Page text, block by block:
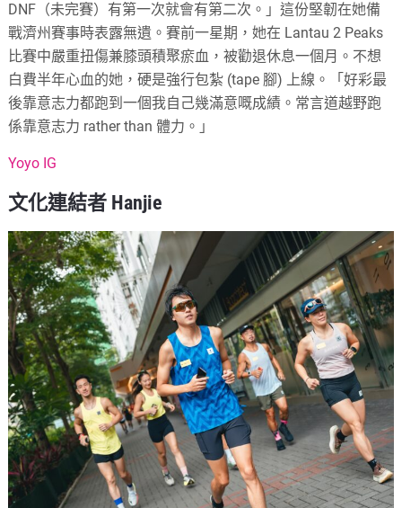
DNF（未完賽）有第一次就會有第二次。」這份堅韌在她備
戰濟州賽事時表露無遺。賽前一星期，她在 Lantau 2 Peaks
比賽中嚴重扭傷兼膝頭積聚瘀血，被勸退休息一個月。不想
白費半年心血的她，硬是強行包紮 (tape 腳) 上線。「好彩最
後靠意志力都跑到一個我自己幾滿意嘅成績。常言道越野跑
係靠意志力 rather than 體力。」
Yoyo IG
文化連結者 Hanjie